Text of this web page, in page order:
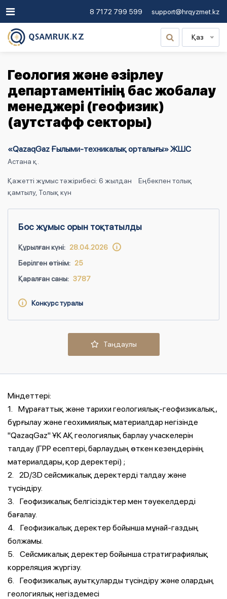
8 7172 799 599 support@hrqyzmet.kz
Қаз
Геология және әзірлеу
департаментінің бас жобалау
менеджері (геофизик)
(аутстафф секторы)
«QazaqGaz Ғылыми-техникалық орталығы» ЖШС
Астана қ.
Қажетті жұмыс тәжірибесі: 6 жылдан
Еңбекпен толық
қамтылу, Толық күн
Бос жұмыс орын тоқтатылды
Құрылған күні: 28.04.2026
Берілген өтінім: 25
Қаралған саны: 3787
Конкурс туралы
Таңдаулы
Міндеттері:
1. Мұрағаттық және тарихи геологиялық-геофизикалық,
бұрғылау және геохимиялық материалдар негізінде
"QazaqGaz" ҰК АҚ геологиялық барлау учаскелерін
талдау (ГРР есептері, барлаудың өткен кезеңдерінің
материалдары, қор деректері) ;
2. 2D/3D сейсмикалық деректерді талдау және
түсіндіру.
3. Геофизикалық белгісіздіктер мен тәуекелдерді
бағалау.
4. Геофизикалық деректер бойынша мұнай-газдың
болжамы.
5. Сейсмикалық деректер бойынша стратиграфиялық
корреляция жүргізу.
6. Геофизикалық ауытқуларды түсіндіру және олардың
геологиялық негіздемесі